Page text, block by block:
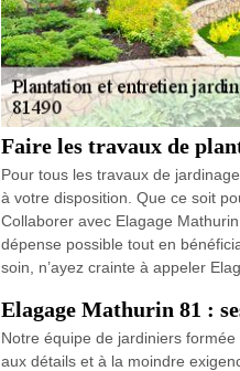
Faire les travaux de
Pour tous les travaux de
à votre disposition. Que ce soit
Collaborer avec Elagage
dépense possible tout en
soin, n’ayez crainte à appeler
Elagage Mathurin 81 :
Notre équipe de jardiniers
aux détails et à la moindre